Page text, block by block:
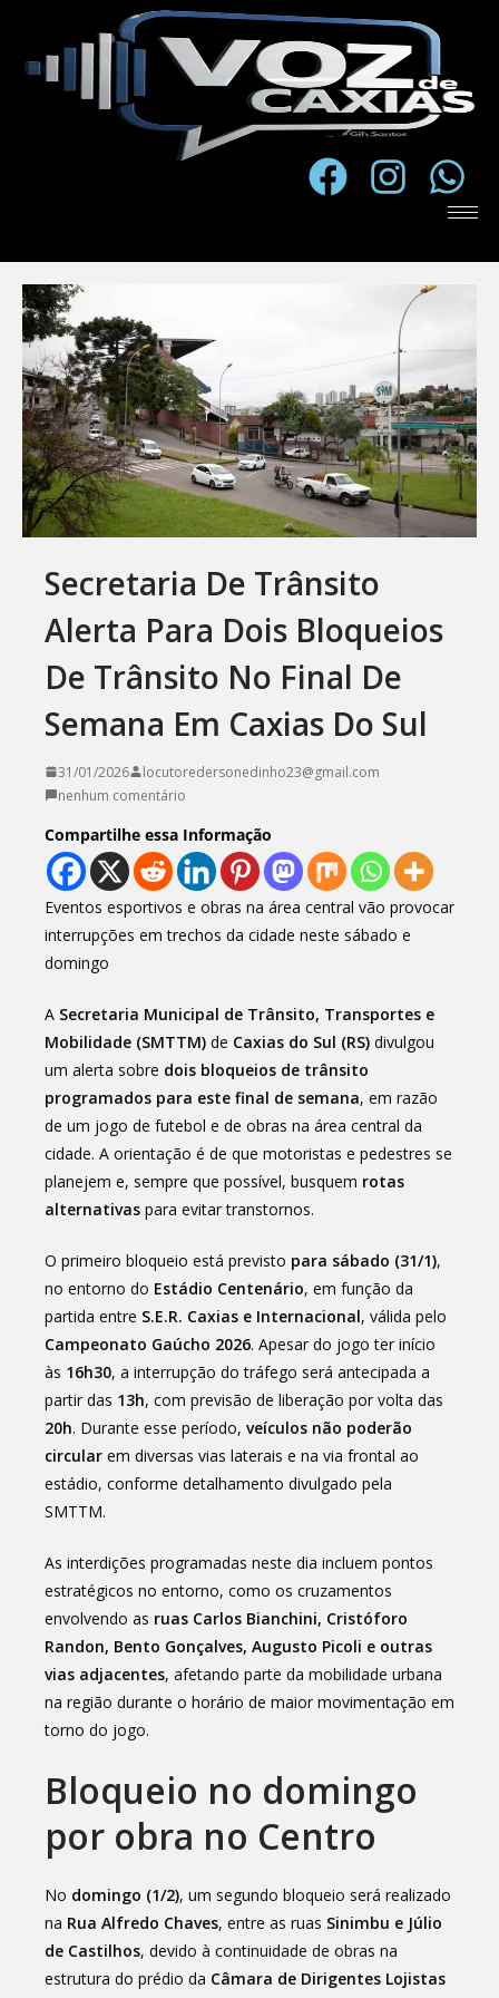
Secretaria De Trânsito
Alerta Para Dois Bloqueios
De Trânsito No Final De
Semana Em Caxias Do Sul
31/01/2026
locutoredersonedinho23@gmail.com
nenhum comentário
Compartilhe essa Informação
Eventos esportivos e obras na área central vão provocar
interrupções em trechos da cidade neste sábado e
domingo
A Secretaria Municipal de Trânsito, Transportes e
Mobilidade (SMTTM) de Caxias do Sul (RS) divulgou
um alerta sobre dois bloqueios de trânsito
programados para este final de semana, em razão
de um jogo de futebol e de obras na área central da
cidade. A orientação é de que motoristas e pedestres se
planejem e, sempre que possível, busquem rotas
alternativas para evitar transtornos.
O primeiro bloqueio está previsto para sábado (31/1),
no entorno do Estádio Centenário, em função da
partida entre S.E.R. Caxias e Internacional, válida pelo
Campeonato Gaúcho 2026. Apesar do jogo ter início
às 16h30, a interrupção do tráfego será antecipada a
partir das 13h, com previsão de liberação por volta das
20h. Durante esse período, veículos não poderão
circular em diversas vias laterais e na via frontal ao
estádio, conforme detalhamento divulgado pela
SMTTM.
As interdições programadas neste dia incluem pontos
estratégicos no entorno, como os cruzamentos
envolvendo as ruas Carlos Bianchini, Cristóforo
Randon, Bento Gonçalves, Augusto Picoli e outras
vias adjacentes, afetando parte da mobilidade urbana
na região durante o horário de maior movimentação em
torno do jogo.
Bloqueio no domingo
por obra no Centro
No domingo (1/2), um segundo bloqueio será realizado
na Rua Alfredo Chaves, entre as ruas Sinimbu e Júlio
de Castilhos, devido à continuidade de obras na
estrutura do prédio da Câmara de Dirigentes Lojistas